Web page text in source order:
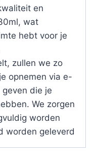
en
wat
hebt voor je
zullen we zo
opnemen via e-
die je
We zorgen
worden
worden geleverd